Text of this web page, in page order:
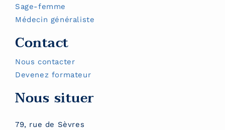
Sage-femme
Médecin généraliste
Contact
Nous contacter
Devenez formateur
Nous situer
79, rue de Sèvres